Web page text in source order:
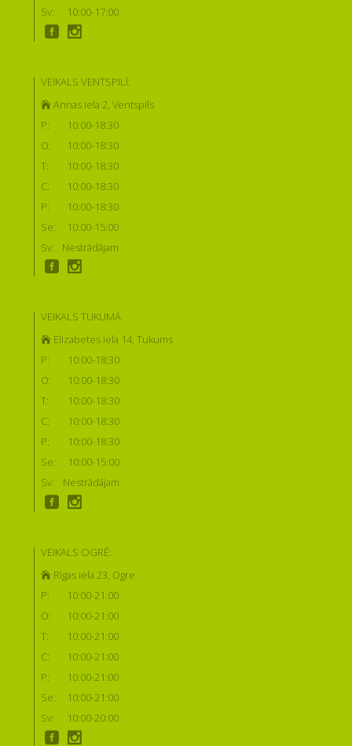
Sv:
10:00-17:00
VEIKALS VENTSPILĪ:
Annas iela 2, Ventspils
P:
10:00-18:30
O:
10:00-18:30
T:
10:00-18:30
C:
10:00-18:30
P:
10:00-18:30
Se:
10:00-15:00
Sv:
Nestrādājam
VEIKALS TUKUMĀ
Elizabetes iela 14, Tukums
P:
10:00-18:30
O:
10:00-18:30
T:
10:00-18:30
C:
10:00-18:30
P:
10:00-18:30
Se:
10:00-15:00
Sv:
Nestrādājam
VEIKALS OGRĒ:
Rīgas iela 23, Ogre
P:
10:00-21:00
O:
10:00-21:00
T:
10:00-21:00
C:
10:00-21:00
P:
10:00-21:00
Se:
10:00-21:00
Sv:
10:00-20:00